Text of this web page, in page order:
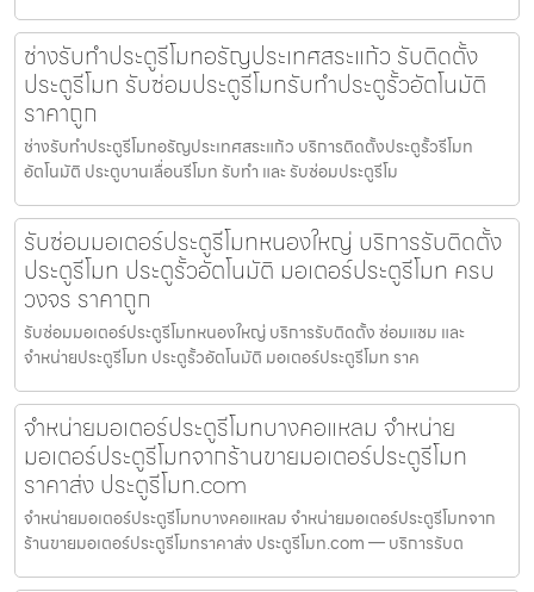
ช่างรับทำประตูรีโมทอรัญประเทศสระแก้ว รับติดตั้ง
ประตูรีโมท รับซ่อมประตูรีโมทรับทำประตูรั้วอัตโนมัติ
ราคาถูก
ช่างรับทำประตูรีโมทอรัญประเทศสระแก้ว บริการติดตั้งประตูรั้วรีโมท
อัตโนมัติ ประตูบานเลื่อนรีโมท รับทำ และ รับซ่อมประตูรีโม
รับซ่อมมอเตอร์ประตูรีโมทหนองใหญ่ บริการรับติดตั้ง
ประตูรีโมท ประตูรั้วอัตโนมัติ มอเตอร์ประตูรีโมท ครบ
วงจร ราคาถูก
รับซ่อมมอเตอร์ประตูรีโมทหนองใหญ่ บริการรับติดตั้ง ซ่อมแซม และ
จำหน่ายประตูรีโมท ประตูรั้วอัตโนมัติ มอเตอร์ประตูรีโมท ราค
จำหน่ายมอเตอร์ประตูรีโมทบางคอแหลม จำหน่าย
มอเตอร์ประตูรีโมทจากร้านขายมอเตอร์ประตูรีโมท
ราคาส่ง ประตูรีโมท.com
จำหน่ายมอเตอร์ประตูรีโมทบางคอแหลม จำหน่ายมอเตอร์ประตูรีโมทจาก
ร้านขายมอเตอร์ประตูรีโมทราคาส่ง ประตูรีโมท.com — บริการรับต